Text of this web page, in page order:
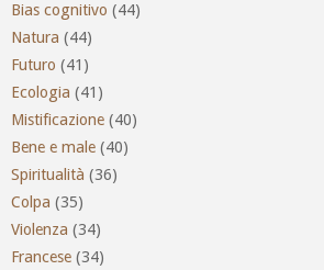
Bias cognitivo (44)
Natura (44)
Futuro (41)
Ecologia (41)
Mistificazione (40)
Bene e male (40)
Spiritualità (36)
Colpa (35)
Violenza (34)
Francese (34)